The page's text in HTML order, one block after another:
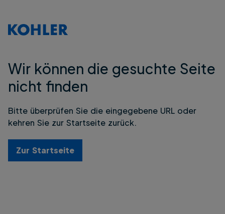
Wir können die gesuchte Seite
nicht finden
Bitte überprüfen Sie die eingegebene URL oder
kehren Sie zur Startseite zurück.
Zur Startseite